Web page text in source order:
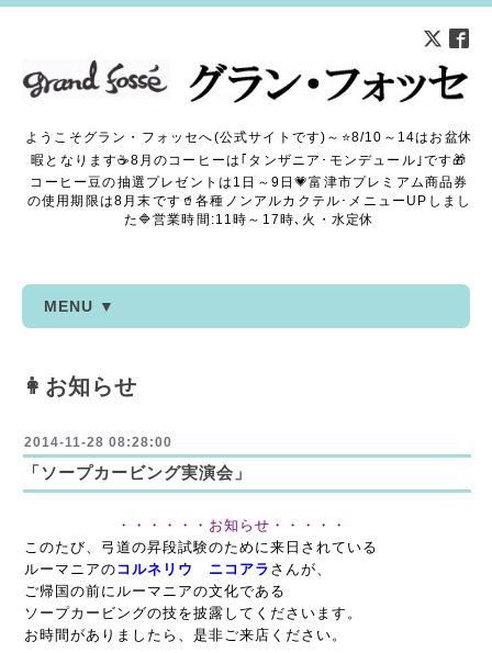
ようこそグラン・フォッセへ(公式サイトです)～⭐8/10～14はお盆休
暇となります☕8月のコーヒーは｢タンザニア･モンデュール｣です🎁
コーヒー豆の抽選プレゼントは1日～9日💗富津市プレミアム商品券
の使用期限は8月末です🥤各種ノンアルカクテル･メニューUPしまし
た🔷営業時間:11時～17時､火・水定休
MENU ▼
👩お知らせ
2014-11-28 08:28:00
「ソープカービング実演会」
・・・・・・お知らせ・・・・・
このたび、弓道の昇段試験のために来日されている
ルーマニアの コルネリウ ニコアラ さんが、
ご帰国の前にルーマニアの文化である
ソープカービングの技を披露してくださいます。
お時間がありましたら、是非ご来店ください。